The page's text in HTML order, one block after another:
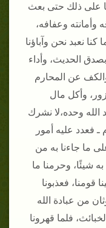
على ذلك حتى بعث
وأمانته وعفافه،
كنا نعبد نحن وآباؤنا
الحديث، وأداء
عن المحارم
وأكل مال
الله وحده،لا نشرك
ـ فعدد عليه أمور
على ما جاءنا به من
شيئًا، وحرمنا ما
قومنا، فعذبونا
من عبادة الله
فلما قهرونا